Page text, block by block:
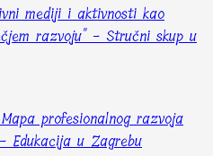
mediji i aktivnosti kao
razvoju" - Stručni skup u
profesionalnog razvoja
Edukacija u Zagrebu